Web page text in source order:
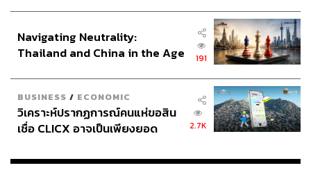
Navigating Neutrality:
Thailand and China in the Age
191
BUSINESS / ECONOMIC
วิเคราะห์ปรากฏการณ์คนแห่ขอสิน
เชื่อ CLICX อาจเป็นเพียงยอด
เรือนไทยที่ถูกซุกไว้
2.7K